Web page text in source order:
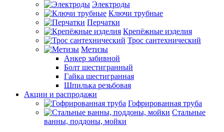
Электроды
Ключи трубные
Перчатки
Крепёжные изделия
Трос сантехнический
Метизы
Анкер забивной
Болт шестигранный
Гайка шестигранная
Шпилька резьбовая
Акции и распродажи
Гофрированная труба
Стальные
ванны, поддоны, мойки